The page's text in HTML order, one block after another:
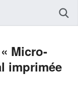
Micro-
imprimée